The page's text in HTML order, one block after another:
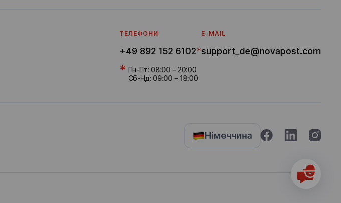
ТЕЛЕФОНИ
+49 892 152 6102*
* Пн-Пт: 08:00 – 20:00
Сб-Нд: 09:00 – 18:00
E-MAIL
support_de@novapost.com
Німеччина